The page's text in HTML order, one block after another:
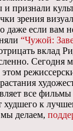
признали
зрения
если вам
“Чужой:
вклад
Сегодня
все
худшего к
делаем,